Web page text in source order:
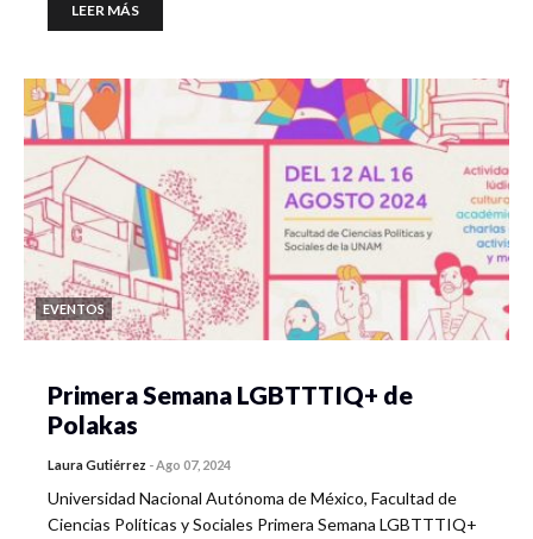
LEER MÁS
EVENTOS
Primera Semana LGBTTTIQ+ de
Polakas
Laura Gutiérrez -Ago 07, 2024
Universidad Nacional Autónoma de México, Facultad de
Ciencias Políticas y Sociales Primera Semana LGBTTTIQ+